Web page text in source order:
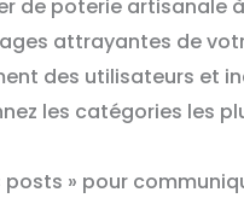
de poterie artisanale
attrayantes de
des utilisateurs et
les catégories les
» pour